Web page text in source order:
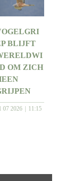
BLIJFT
OM ZICH
07 2026 11:15